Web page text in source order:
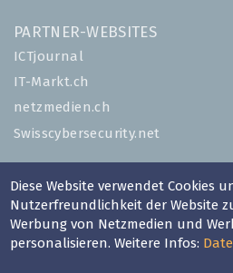
PARTNER-WEBSITES
ICTjournal
IT-Markt.ch
netzmedien.ch
Swisscybersecurity.net
Impressum
AGB
Nutzungsbestimmungen
Diese Website verwendet Cookies
Nutzerfreundlichkeit der Website
Werbung von Netzmedien und
personalisieren. Weitere Infos: